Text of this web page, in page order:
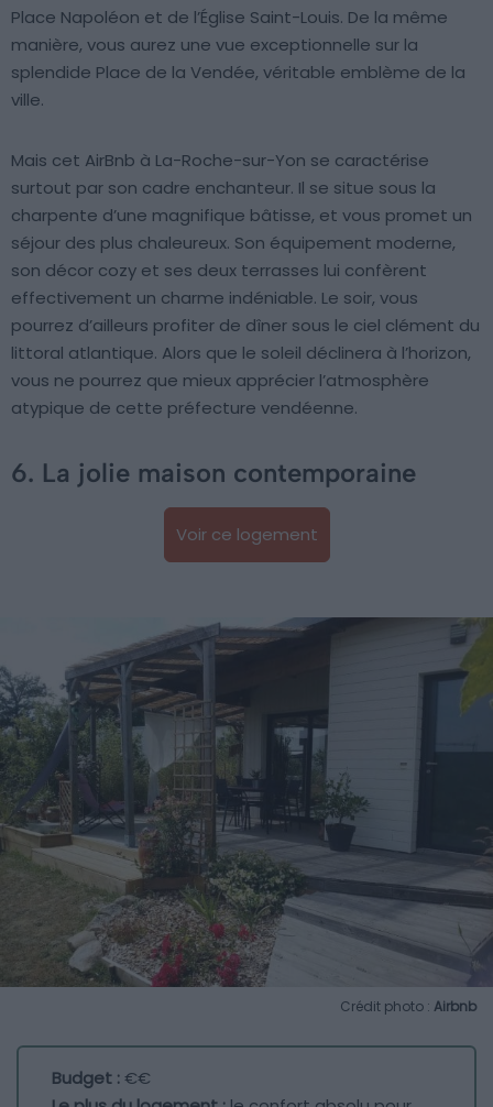
Place Napoléon et de l’Église Saint-Louis. De la même
manière, vous aurez une vue exceptionnelle sur la
splendide Place de la Vendée, véritable emblème de la
ville.
Mais cet AirBnb à La-Roche-sur-Yon se caractérise
surtout par son cadre enchanteur. Il se situe sous la
charpente d’une magnifique bâtisse, et vous promet un
séjour des plus chaleureux. Son équipement moderne,
son décor cozy et ses deux terrasses lui confèrent
effectivement un charme indéniable. Le soir, vous
pourrez d’ailleurs profiter de dîner sous le ciel clément du
littoral atlantique. Alors que le soleil déclinera à l’horizon,
vous ne pourrez que mieux apprécier l’atmosphère
atypique de cette préfecture vendéenne.
6. La jolie maison contemporaine
Voir ce logement
Crédit photo : Airbnb
Budget :€€